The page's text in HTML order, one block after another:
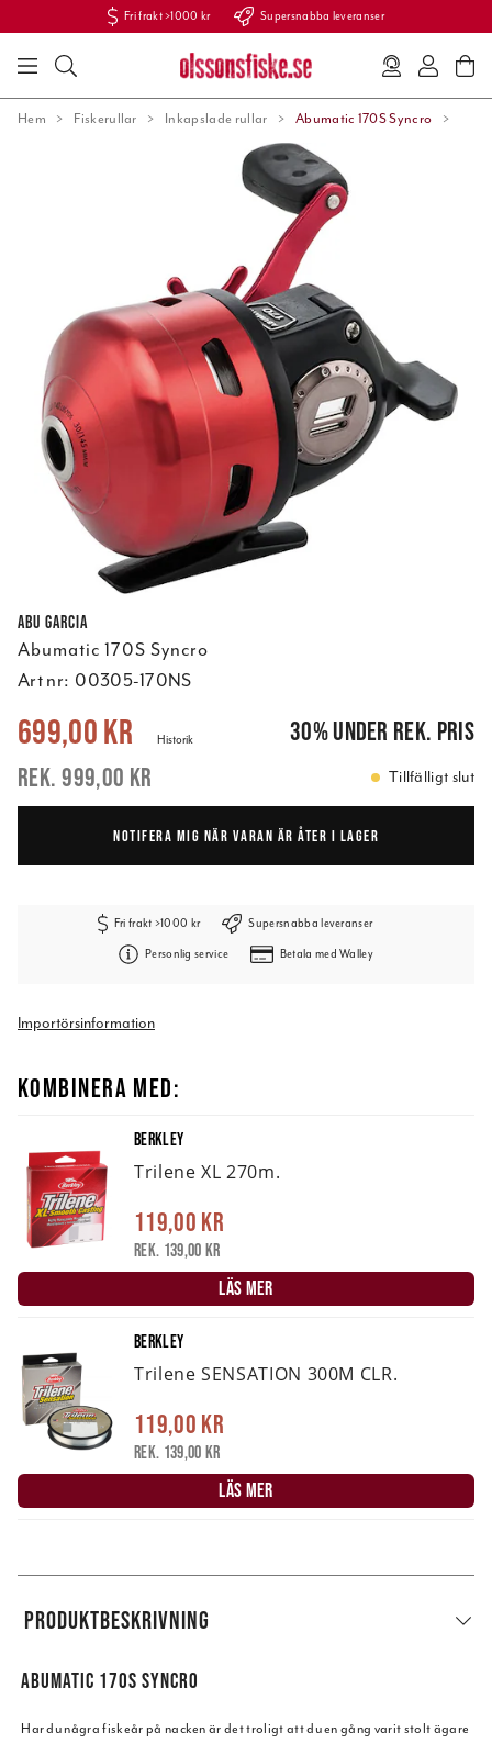
Fri frakt >1000 kr Supersnabba leveranser
Hem Fiskerullar Inkapslade rullar Abumatic 170S Syncro
Abu Garcia
Abumatic 170S Syncro
Art nr: 00305-170NS
Nuvarande pris:699,00 kr 999,00 kr
699,00 kr
999,00 kr
Historik 30%under rek. pris
Tillfälligt slut
NOTIFERA MIG NÄR VARAN ÄR ÅTER I LAGER
Fri frakt >1000 kr Supersnabba leveranser
Personlig service Betala med Walley
Importörsinformation
KOMBINERA MED:
BERKLEY
Trilene XL 270m.
119,00 kr
Rek. 139,00 kr
LÄS MER
BERKLEY
Trilene SENSATION 300M CLR.
119,00 kr
Rek. 139,00 kr
LÄS MER
PRODUKTBESKRIVNING
ABUMATIC 170S SYNCRO
Har du några fiskeår på nacken är det troligt att du en gång varit stolt ägare